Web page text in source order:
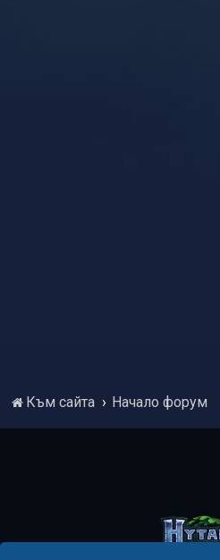
Към сайта Начало форум